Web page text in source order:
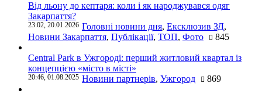
Від льону до кептаря: коли і як народжувався одяг
Закарпаття?
23:02, 20.01.2026 Головні новини дня, Ексклюзив ЗД,
Новини Закарпаття, Публікації, ТОП, Фото 845
Central Park в Ужгороді: перший житловий квартал із
концепцією «місто в місті»
20:46, 01.08.2025 Новини партнерів, Ужгород 869